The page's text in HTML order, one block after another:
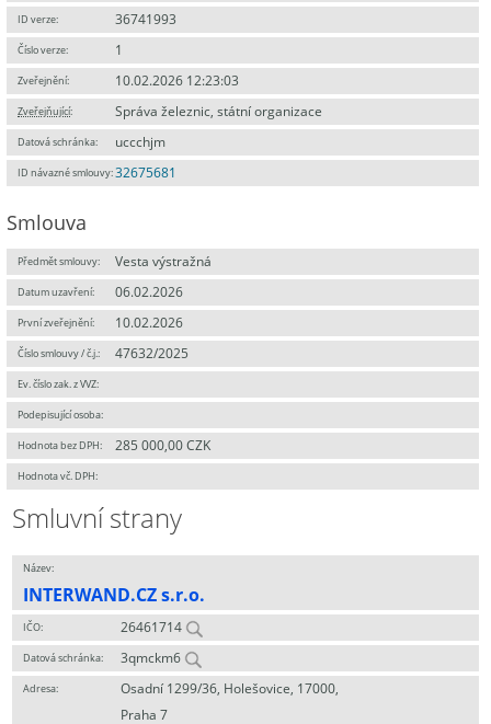
ID verze: 36741993
Číslo verze: 1
Zveřejnění: 10.02.2026 12:23:03
Zveřejňující: Správa železnic, státní organizace
Datová schránka: uccchjm
ID návazné smlouvy:32675681
Smlouva
Předmět smlouvy: Vesta výstražná
Datum uzavření: 06.02.2026
První zveřejnění: 10.02.2026
Číslo smlouvy / č.j.: 47632/2025
Ev. číslo zak. z VVZ:
Podepisující osoba:
Hodnota bez DPH: 285 000,00 CZK
Hodnota vč. DPH:
Smluvní strany
Název:
INTERWAND.CZ s.r.o.
IČO: 26461714
Datová schránka: 3qmckm6
Adresa:
Osadní 1299/36, Holešovice, 17000,
Praha 7